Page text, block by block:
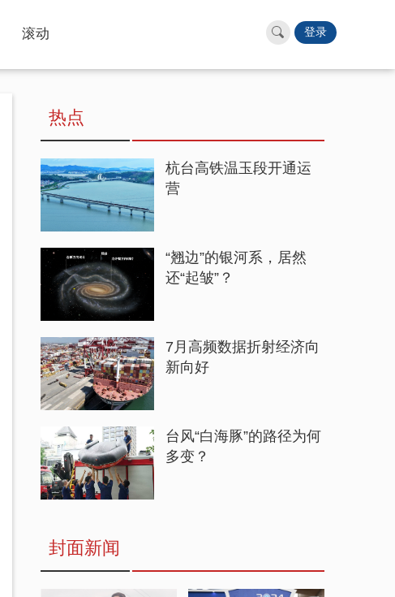
滚动 登录
热点
杭台高铁温玉段开通运
营
“翘边”的银河系，居然
还“起皱”？
7月高频数据折射经济向
新向好
台风“白海豚”的路径为何
多变？
封面新闻